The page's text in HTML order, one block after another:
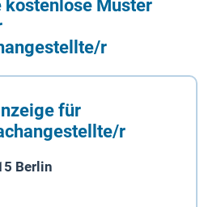
kostenlose Muster
r
für
r
Berlin